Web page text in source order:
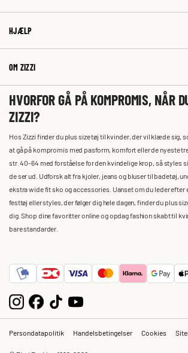
HJÆLP
OM ZIZZI
HVORFOR GÅ PÅ KOMPROMIS, NÅR
ZIZZI?
Hos Zizzi finder du plus size tøj til kvinder, der vil klæde sig,
at gå på kompromis med pasform, komfort eller de nyeste
str. 40-64 med forståelse for den kvindelige krop, så styles
de ser ud. Udforsk alt fra kjoler, jeans og bluser til badetøj,
ekstra wide fit sko og accessories. Uanset om du leder efter
festtøj eller styles, der følger dig hele dagen, finder du plus
dig. Shop dine favoritter online og opdag fashion skabt til
bare standarder.
Persondatapolitik Handelsbetingelser Cookies